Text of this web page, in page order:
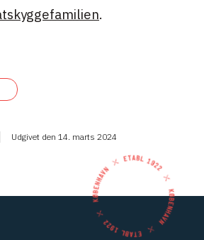
.
Udgivet den 14. marts 2024